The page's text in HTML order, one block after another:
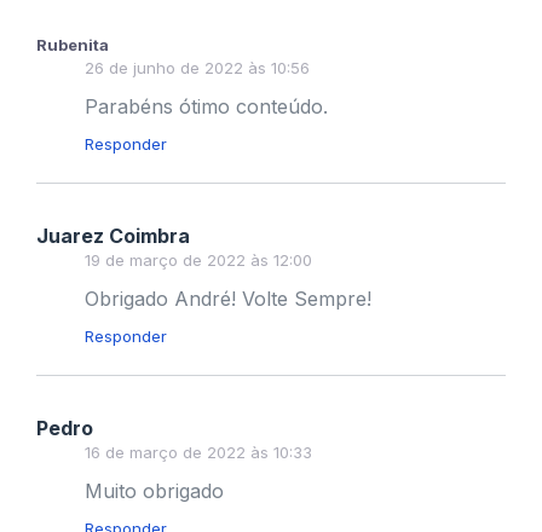
Rubenita
26 de junho de 2022 às 10:56
Parabéns ótimo conteúdo.
Responder
Juarez Coimbra
19 de março de 2022 às 12:00
Obrigado André! Volte Sempre!
Responder
Pedro
16 de março de 2022 às 10:33
Muito obrigado
Responder